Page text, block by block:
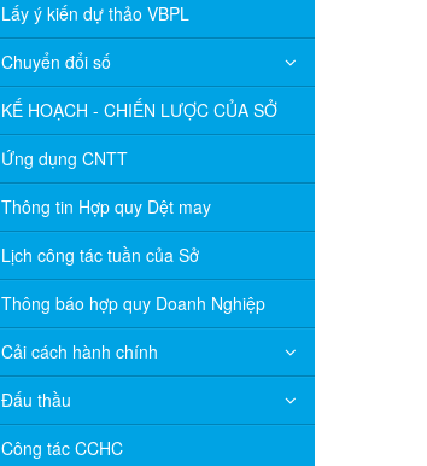
Lấy ý kiến dự thảo VBPL
Chuyển đổi số
KẾ HOẠCH - CHIẾN LƯỢC CỦA SỞ
Ứng dụng CNTT
Thông tin Hợp quy Dệt may
Lịch công tác tuần của Sở
Thông báo hợp quy Doanh Nghiệp
Cải cách hành chính
Đấu thầu
Công tác CCHC